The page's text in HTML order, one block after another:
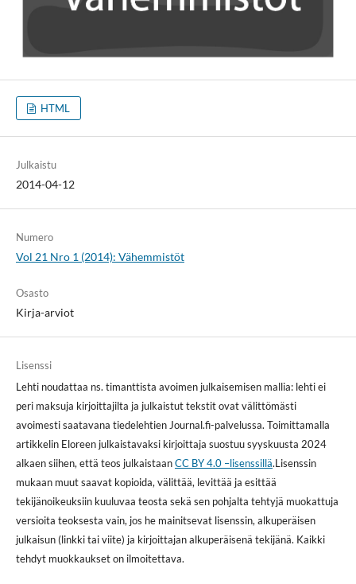
HTML
Julkaistu
2014-04-12
Numero
Vol 21 Nro 1 (2014): Vähemmistöt
Osasto
Kirja-arviot
Lisenssi
Lehti noudattaa ns. timanttista avoimen julkaisemisen mallia: lehti ei
peri maksuja kirjoittajilta ja julkaistut tekstit ovat välittömästi
avoimesti saatavana tiedelehtien Journal.fi-palvelussa. Toimittamalla
artikkelin Eloreen julkaistavaksi kirjoittaja suostuu syyskuusta 2024
alkaen siihen, että teos julkaistaanCC BY 4.0 –lisenssillä.Lisenssin
mukaan muut saavat kopioida, välittää, levittää ja esittää
tekijänoikeuksiin kuuluvaa teosta sekä sen pohjalta tehtyjä muokattuja
versioita teoksesta vain, jos he mainitsevat lisenssin, alkuperäisen
julkaisun (linkki tai viite) ja kirjoittajan alkuperäisenä tekijänä. Kaikki
tehdyt muokkaukset on ilmoitettava.